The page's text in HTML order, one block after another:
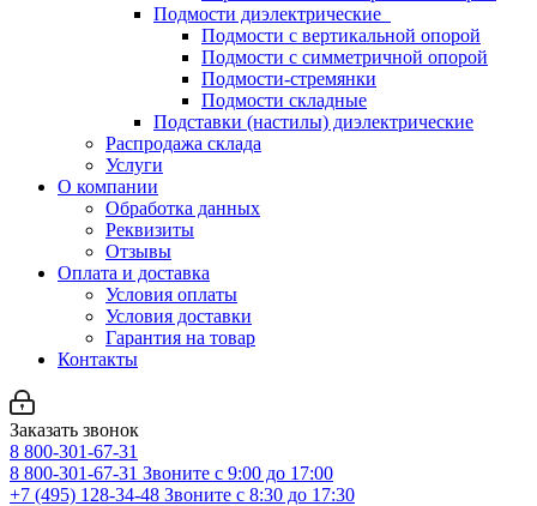
Подмости диэлектрические
Подмости с вертикальной опорой
Подмости с симметричной опорой
Подмости-стремянки
Подмости складные
Подставки (настилы) диэлектрические
Распродажа склада
Услуги
О компании
Обработка данных
Реквизиты
Отзывы
Оплата и доставка
Условия оплаты
Условия доставки
Гарантия на товар
Контакты
Заказать звонок
8 800-301-67-31
8 800-301-67-31 Звоните с 9:00 до 17:00
+7 (495) 128-34-48 Звоните с 8:30 до 17:30